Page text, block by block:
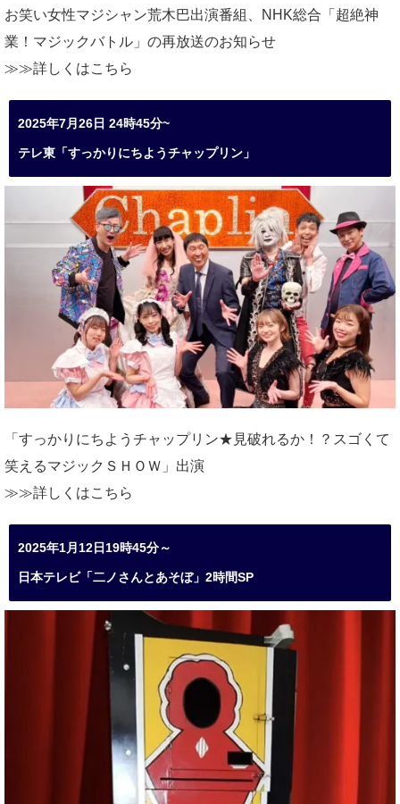
お笑い女性マジシャン荒木巴出演番組、
NHK総合「超絶神
業！マジックバトル」の再放送のお知らせ
≫≫詳しくはこちら
2025年7月26日 24時45分~
テレ東「すっかりにちようチャップリン」
「すっかりにちようチャップリン★見破れるか！？スゴくて
笑えるマジックＳＨＯＷ」出演
≫≫詳しくはこちら
2025年1月12日19時45分～
日本テレビ「二ノさんとあそぼ」2時間SP